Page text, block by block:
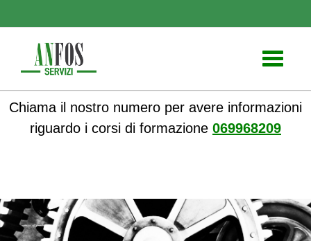
Toggle
Chiama il nostro numero per avere informazioni
riguardo i corsi di formazione 069968209